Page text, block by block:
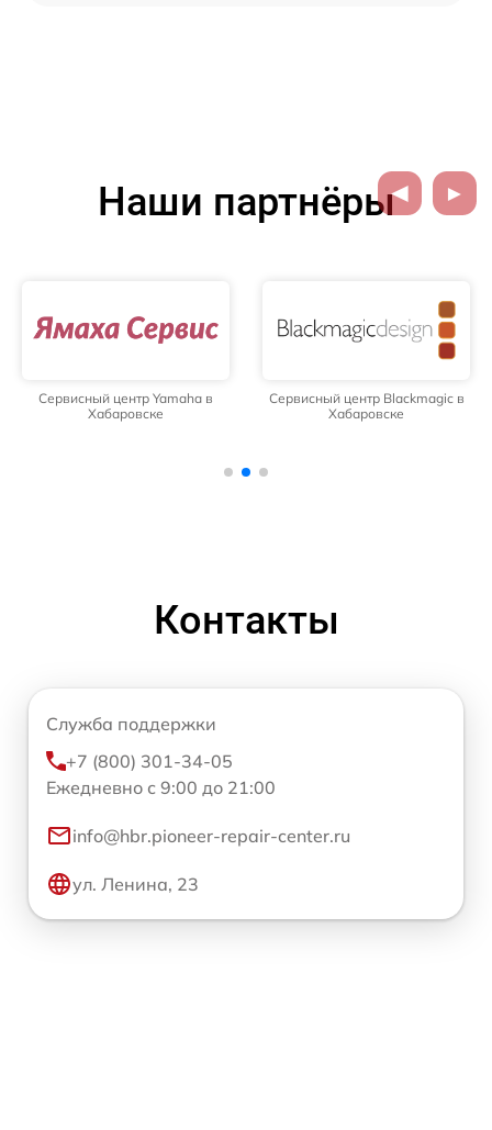
Наши партнёры
Сервисный центр Yamaha в
Хабаровске
Сервисный центр Blackmagic в
Хабаровске
Контакты
Служба поддержки
+7 (800) 301-34-05
Ежедневно с 9:00 до 21:00
info@hbr.pioneer-repair-center.ru
ул. Ленина, 23